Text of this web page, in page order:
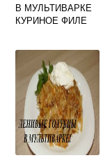
В МУЛЬТИВАРКЕ
КУРИНОЕ ФИЛЕ